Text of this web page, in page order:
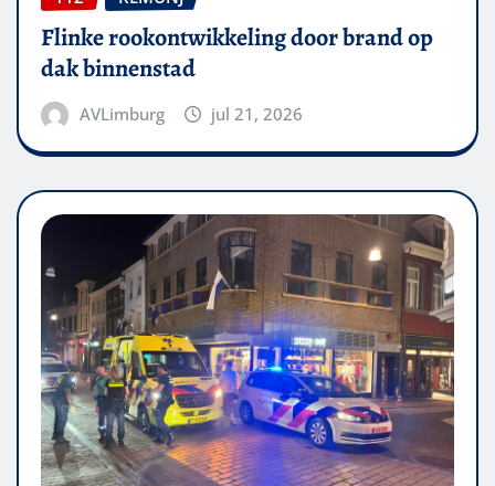
Flinke rookontwikkeling door brand op
dak binnenstad
AVLimburg jul 21, 2026